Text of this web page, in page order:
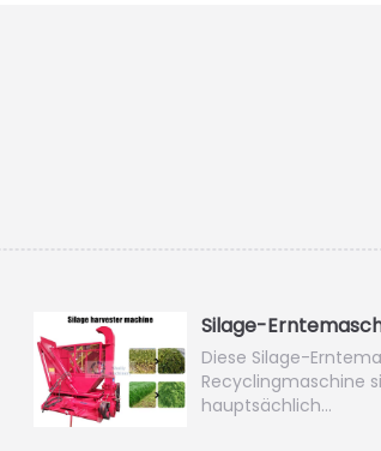
Silage-
Diese Silage-
Recyclingmaschine
hauptsächlich…